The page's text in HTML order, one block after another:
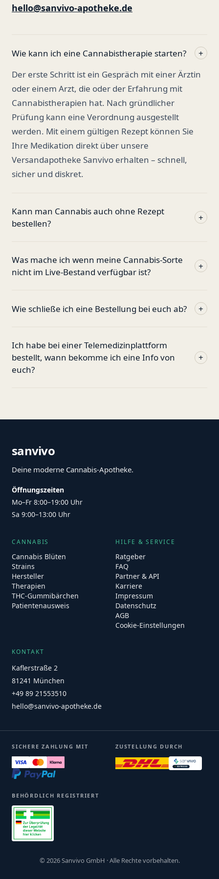
hello@sanvivo-apotheke.de
Wie kann ich eine Cannabistherapie starten?
+
Der erste Schritt ist ein Gespräch mit einer Ärztin
oder einem Arzt, die oder der Erfahrung mit
Cannabistherapien hat. Nach gründlicher
Prüfung kann eine Verordnung ausgestellt
werden. Mit einem gültigen Rezept können Sie
Ihre Medikation direkt über unsere
Versandapotheke Sanvivo erhalten – schnell,
sicher und diskret.
Kann man Cannabis auch ohne Rezept
bestellen?
+
Was mache ich wenn meine Cannabis-Sorte
nicht im Live-Bestand verfügbar ist?
+
Wie schließe ich eine Bestellung bei euch ab? +
Ich habe bei einer Telemedizinplattform
bestellt, wann bekomme ich eine Info von
euch?
+
sanvivo
Deine moderne Cannabis-Apotheke.
Öffnungszeiten
Mo–Fr 8:00–19:00 Uhr
Sa 9:00–13:00 Uhr
CANNABIS
Cannabis Blüten
Strains
Hersteller
Therapien
THC-Gummibärchen
Patientenausweis
HILFE & SERVICE
Ratgeber
FAQ
Partner & API
Karriere
Impressum
Datenschutz
AGB
Cookie-Einstellungen
KONTAKT
Kaflerstraße 2
81241 München
+49 89 21553510
hello@sanvivo-apotheke.de
SICHERE ZAHLUNG MIT ZUSTELLUNG DURCH
BEHÖRDLICH REGISTRIERT
© 2026 Sanvivo GmbH · Alle Rechte vorbehalten.